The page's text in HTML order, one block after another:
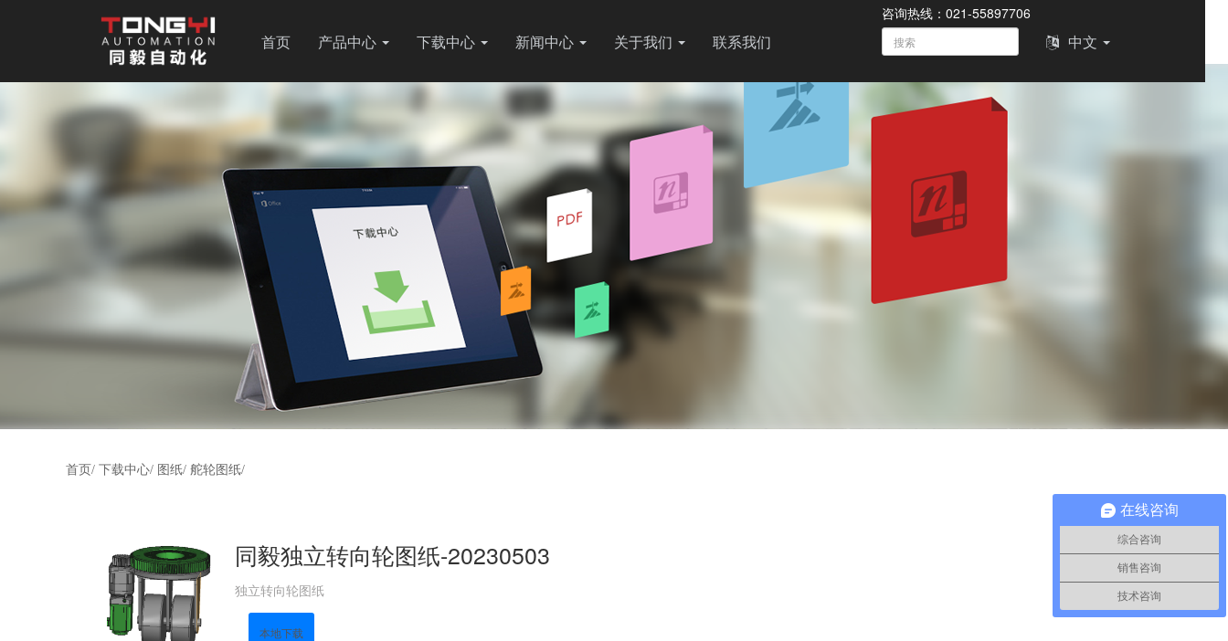
首页 产品中心 下载中心 新闻中心 关于我们 联系我们 中文
咨询热线：021-55897706
首页/ 下载中心/ 图纸/ 舵轮图纸/
同毅独立转向轮图纸-20230503
独立转向轮图纸
本地下载
在线咨询
综合咨询
销售咨询
技术咨询